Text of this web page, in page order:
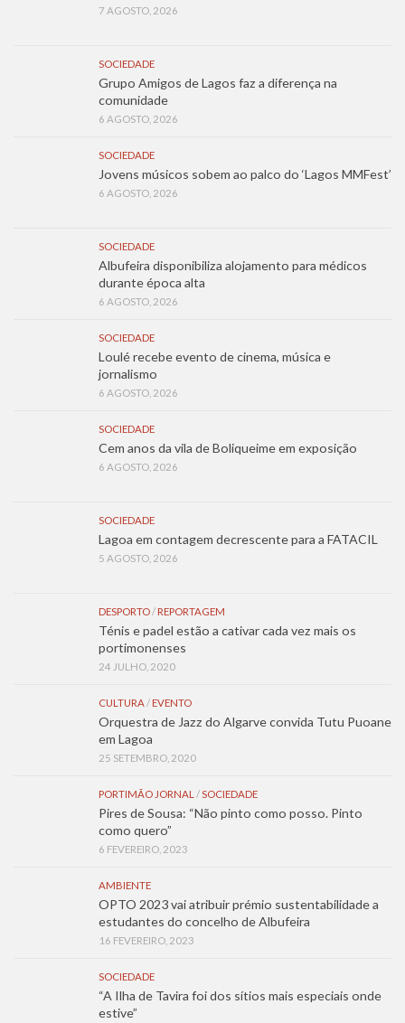
7 AGOSTO, 2026
SOCIEDADE
Grupo Amigos de Lagos faz a diferença na
comunidade
6 AGOSTO, 2026
SOCIEDADE
Jovens músicos sobem ao palco do ‘Lagos MMFest’
6 AGOSTO, 2026
SOCIEDADE
Albufeira disponibiliza alojamento para médicos
durante época alta
6 AGOSTO, 2026
SOCIEDADE
Loulé recebe evento de cinema, música e
jornalismo
6 AGOSTO, 2026
SOCIEDADE
Cem anos da vila de Boliqueime em exposição
6 AGOSTO, 2026
SOCIEDADE
Lagoa em contagem decrescente para a FATACIL
5 AGOSTO, 2026
DESPORTO/ REPORTAGEM
Ténis e padel estão a cativar cada vez mais os
portimonenses
24 JULHO, 2020
CULTURA/ EVENTO
Orquestra de Jazz do Algarve convida Tutu Puoane
em Lagoa
25 SETEMBRO, 2020
PORTIMÃO JORNAL /SOCIEDADE
Pires de Sousa: “Não pinto como posso. Pinto
como quero”
6 FEVEREIRO, 2023
AMBIENTE
OPTO 2023 vai atribuir prémio sustentabilidade a
estudantes do concelho de Albufeira
16 FEVEREIRO, 2023
SOCIEDADE
“A Ilha de Tavira foi dos sítios mais especiais onde
estive”